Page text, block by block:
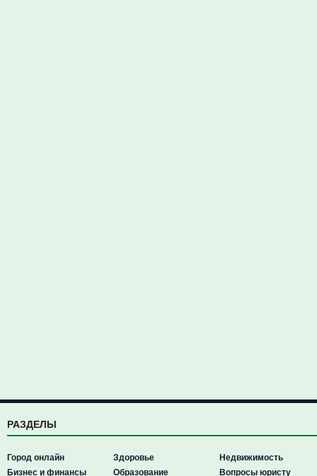
РАЗДЕЛЫ
Город онлайн
Бизнес и финансы
Здоровье
Образование
Недвижимость
Вопросы юристу